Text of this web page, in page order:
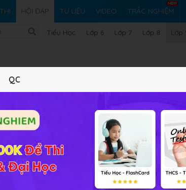
HỎI ĐÁP TƯ LIỆU VIDEO TRẮC NGHIỆM
Tiểu Học Lớp 6 Lớp 7 Lớp 8 Lớp
9 Bài 4
mạng máy tính thông qua các "hộp thư điện
QC